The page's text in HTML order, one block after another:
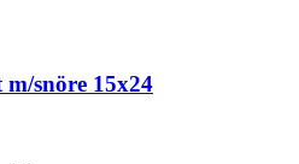
snöre 15x24